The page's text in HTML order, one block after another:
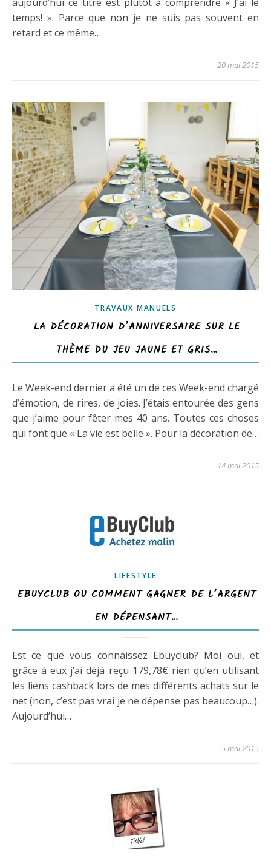
temps! ». Parce que non je ne suis pas souvent en
retard et ce même…
20 mai 2015
TRAVAUX MANUELS
LA DÉCORATION D’ANNIVERSAIRE SUR LE
THÈME DU JEU JAUNE ET GRIS…
Le Week-end dernier a été un de ces Week-end chargé
d’émotion, de rires, de joies. J’étais entourée des gens
que j’aime pour fêter mes 40 ans. Toutes ces choses
qui font que « La vie est belle ». Pour la décoration de…
14 mai 2015
LIFESTYLE
EBUYCLUB OU COMMENT GAGNER DE L’ARGENT
EN DÉPENSANT…
Est ce que vous connaissez Ebuyclub? Moi oui, et
grâce à eux j’ai déjà reçu 179,78€ rien qu’en utilisant
les liens cashback lors de mes différents achats sur le
net (non, c’est pas vrai je ne dépense pas beaucoup…).
Aujourd’hui…
5 mai 2015